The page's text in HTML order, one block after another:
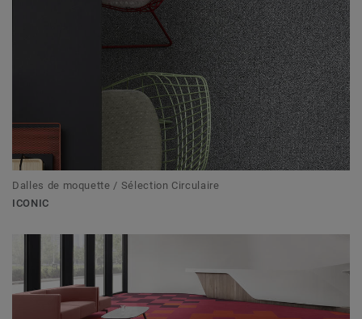
Dalles de moquette / Sélection Circulaire
ICONIC